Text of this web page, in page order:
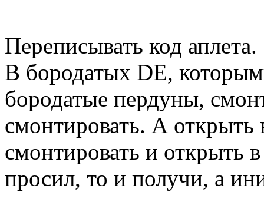
Переписывать код аплета.
В бородатых DE,
бородатые пердуны,
смонтировать. А открыть
смонтировать и открыть
просил, то и получи, а